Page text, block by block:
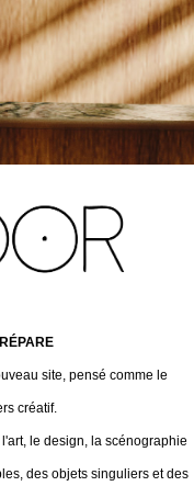
site, pensé comme le
créatif.
le design, la scénographie
des objets singuliers et des